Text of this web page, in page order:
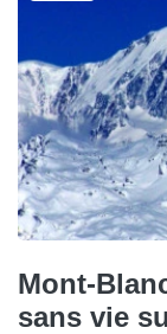
Mont-
sans vie